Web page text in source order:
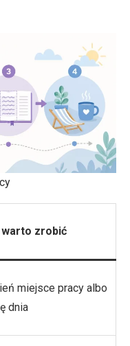
warto zrobić
miejsce pracy albo
dnia